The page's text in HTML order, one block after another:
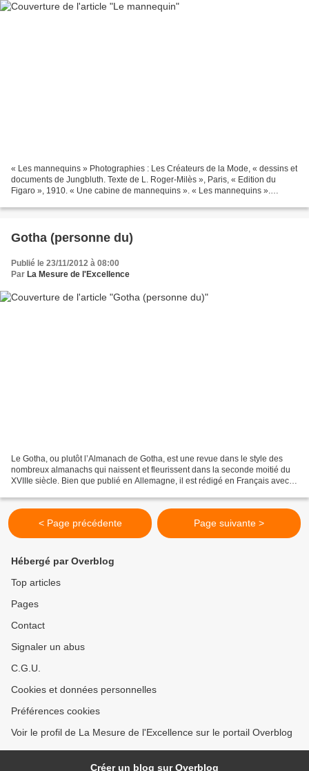
« Les mannequins » Photographies : Les Créateurs de la Mode, « dessins et
documents de Jungbluth. Texte de L. Roger-Milès », Paris, « Edition du
Figaro », 1910. « Une cabine de mannequins ». « Les mannequins ».
Gotha (personne du)
Publié le 23/11/2012 à 08:00
Par La Mesure de l'Excellence
Le Gotha, ou plutôt l’Almanach de Gotha, est une revue dans le style des
nombreux almanachs qui naissent et fleurissent dans la seconde moitié du
XVIIIe siècle. Bien que publié en Allemagne, il est rédigé en Français avec
< Page précédente Page suivante >
Hébergé par Overblog
Top articles
Pages
Contact
Signaler un abus
C.G.U.
Cookies et données personnelles
Préférences cookies
Voir le profil de La Mesure de l'Excellence sur le portail Overblog
Créer un blog sur Overblog